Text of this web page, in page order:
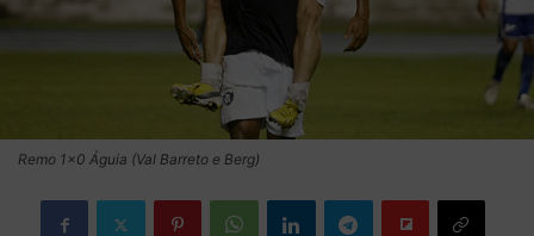
Remo 1x0 Águia (Val Barreto e Berg)